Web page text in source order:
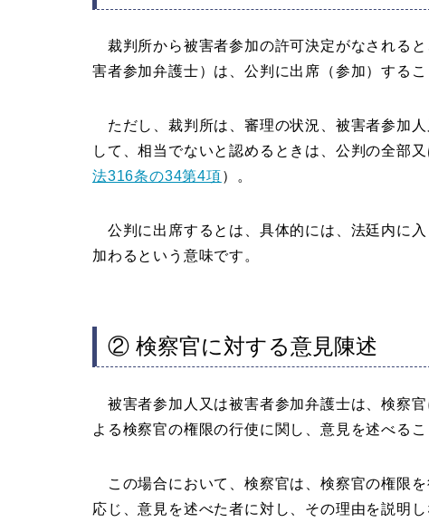
裁判所から被害者参加の許可決定がなされる
害者参加弁護士）は、公判に出席（参加）する
ただし、裁判所は、審理の状況、被害者参加
して、相当でないと認めるときは、公判の全部
法316条の34第4項）。
公判に出席するとは、具体的には、法廷内に
加わるという意味です。
② 検察官に対する意見陳述
被害者参加人又は被害者参加弁護士は、検察
よる検察官の権限の行使に関し、意見を述べる
この場合において、検察官は、検察官の権限
応じ、意見を述べた者に対し、その理由を説明